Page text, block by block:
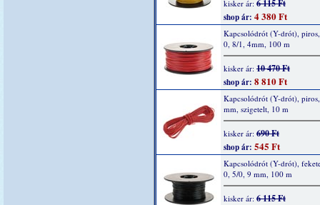
kisker ár: 6 115 Ft
shop ár: 4 380 Ft
Kapcsolódrót (Y-drót),
0, 8/1, 4mm, 100 m
kisker ár: 10 470 Ft
shop ár: 8 810 Ft
Kapcsolódrót (Y-drót),
mm, szigetelt, 10 m
kisker ár: 690 Ft
shop ár: 545 Ft
Kapcsolódrót (Y-drót),
0, 5/0, 9 mm, 100 m
kisker ár: 6 115 Ft